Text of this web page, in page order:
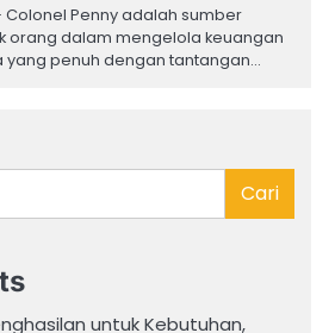
Penny adalah sumber
orang dalam mengelola keuangan
yang penuh dengan tantangan…
Cari
untuk Kebutuhan,